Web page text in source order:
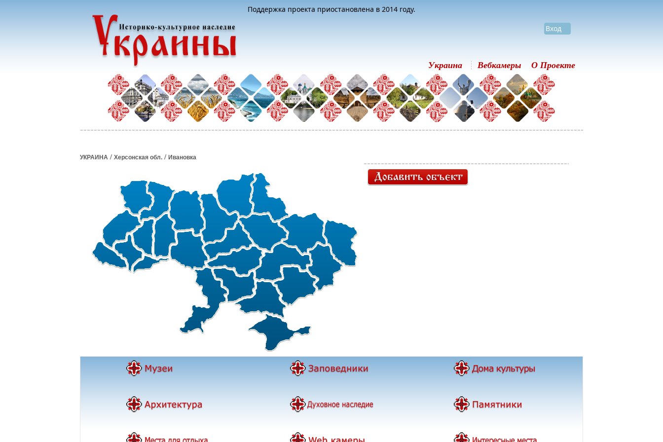
Поддержка проекта приостановлена в 2014 году.
Вход
Украина Вебкамеры О Проекте
УКРАИНА / Херсонская обл. / Ивановка